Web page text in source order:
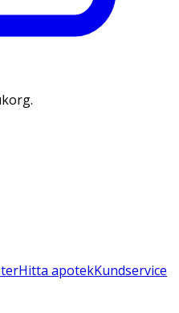
Hitta apotekKundservice